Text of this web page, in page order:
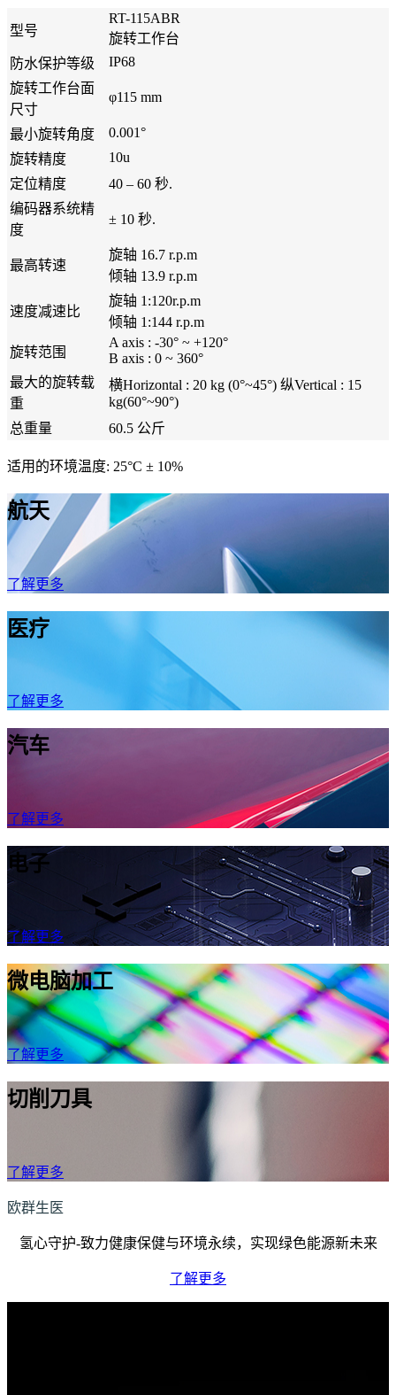
型号
RT-115ABR
旋转工作台
防水保护等级
IP68
旋转工作台面
尺寸
φ115 mm
最小旋转角度
0.001°
旋转精度
10u
定位精度
40 – 60 秒.
编码器系统精
度
± 10 秒.
最高转速
旋轴 16.7 r.p.m
倾轴 13.9 r.p.m
速度减速比
旋轴 1:120r.p.m
倾轴 1:144 r.p.m
旋转范围
A axis : -30° ~ +120°
B axis : 0 ~ 360°
最大的旋转载
重
横Horizontal : 20 kg (0°~45°) 纵Vertical : 15
kg(60°~90°)
总重量
60.5 公斤
适用的环境温度: 25°C ± 10%
航天
了解更多
医疗
了解更多
汽车
了解更多
电子
了解更多
微电脑加工
了解更多
切削刀具
了解更多
欧群生医
氢心守护-致力健康保健与环境永续，实现绿色能源新未来
了解更多